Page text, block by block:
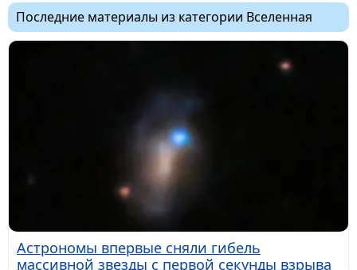
Последние материалы из категории Вселенная
Астрономы впервые сняли гибель
массивной звезды с первой секунды взрыва